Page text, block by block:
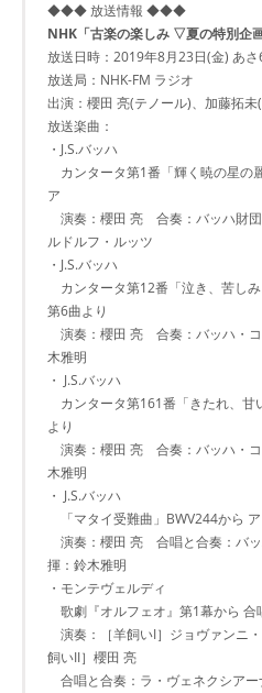
◆◆◆ 放送情報 ◆◆◆
NHK「古楽の楽しみ ▽夏の特別企
放送日時：2019年8月23日(金) あ
放送局：NHK-FM ラジオ
出演：櫻田 亮(テノール)、加藤拓未
放送楽曲：
・J.S.バッハ
カンタータ第1番「輝く暁の星の
ア
演奏：櫻田 亮 合奏：バッハ財
ルドルフ・ルッツ
・J.S.バッハ
カンタータ第12番「泣き、苦し
第6曲より
演奏：櫻田 亮 合奏：バッハ・
木雅明
・ J.S.バッハ
カンタータ第161番「きたれ、甘
より
演奏：櫻田 亮 合奏：バッハ・
木雅明
・ J.S.バッハ
「マタイ受難曲」BWV244から
演奏：櫻田 亮 合唱と合奏：バ
揮：鈴木雅明
・モンテヴェルディ
歌劇『オルフェオ』第1幕から 合
演奏：［羊飼いI］ジョヴァンニ
飼いII］櫻田 亮
合唱と合奏：ラ・ヴェネクシア